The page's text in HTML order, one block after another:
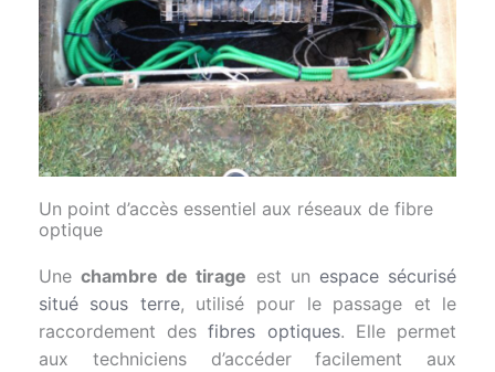
Un point d’accès essentiel aux réseaux de fibre
optique
Une chambre de tirage est un espace sécurisé
situé sous terre, utilisé pour le passage et le
raccordement desfibres optiques. Elle permet
aux techniciens d’accéder facilement aux